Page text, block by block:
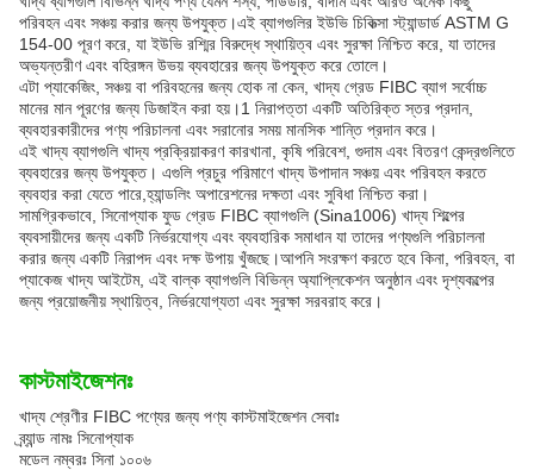
পরিবহন এবং সঞ্চয় করার জন্য উপযুক্ত।এই ব্যাগগুলির ইউভি চিকিত্সা স্ট্যান্ডার্ড ASTM G
154-00 পূরণ করে, যা ইউভি রশ্মির বিরুদ্ধে স্থায়িত্ব এবং সুরক্ষা নিশ্চিত করে, যা তাদের
অভ্যন্তরীণ এবং বহিরঙ্গন উভয় ব্যবহারের জন্য উপযুক্ত করে তোলে।
এটা প্যাকেজিং, সঞ্চয় বা পরিবহনের জন্য হোক না কেন, খাদ্য গ্রেড FIBC ব্যাগ সর্বোচ্চ
মানের মান পূরণের জন্য ডিজাইন করা হয়।1 নিরাপত্তা একটি অতিরিক্ত স্তর প্রদান,
ব্যবহারকারীদের পণ্য পরিচালনা এবং সরানোর সময় মানসিক শান্তি প্রদান করে।
এই খাদ্য ব্যাগগুলি খাদ্য প্রক্রিয়াকরণ কারখানা, কৃষি পরিবেশ, গুদাম এবং বিতরণ কেন্দ্রগুলিতে
ব্যবহারের জন্য উপযুক্ত। এগুলি প্রচুর পরিমাণে খাদ্য উপাদান সঞ্চয় এবং পরিবহন করতে
ব্যবহার করা যেতে পারে,হ্যান্ডলিং অপারেশনের দক্ষতা এবং সুবিধা নিশ্চিত করা।
সামগ্রিকভাবে, সিনোপ্যাক ফুড গ্রেড FIBC ব্যাগগুলি (Sina1006) খাদ্য শিল্পের
ব্যবসায়ীদের জন্য একটি নির্ভরযোগ্য এবং ব্যবহারিক সমাধান যা তাদের পণ্যগুলি পরিচালনা
করার জন্য একটি নিরাপদ এবং দক্ষ উপায় খুঁজছে।আপনি সংরক্ষণ করতে হবে কিনা, পরিবহন, বা
প্যাকেজ খাদ্য আইটেম, এই বাল্ক ব্যাগগুলি বিভিন্ন অ্যাপ্লিকেশন অনুষ্ঠান এবং দৃশ্যকল্পের
জন্য প্রয়োজনীয় স্থায়িত্ব, নির্ভরযোগ্যতা এবং সুরক্ষা সরবরাহ করে।
কাস্টমাইজেশনঃ
খাদ্য শ্রেণীর FIBC পণ্যের জন্য পণ্য কাস্টমাইজেশন সেবাঃ
ব্র্যান্ড নামঃ সিনোপ্যাক
মডেল নম্বরঃ সিনা ১০০৬